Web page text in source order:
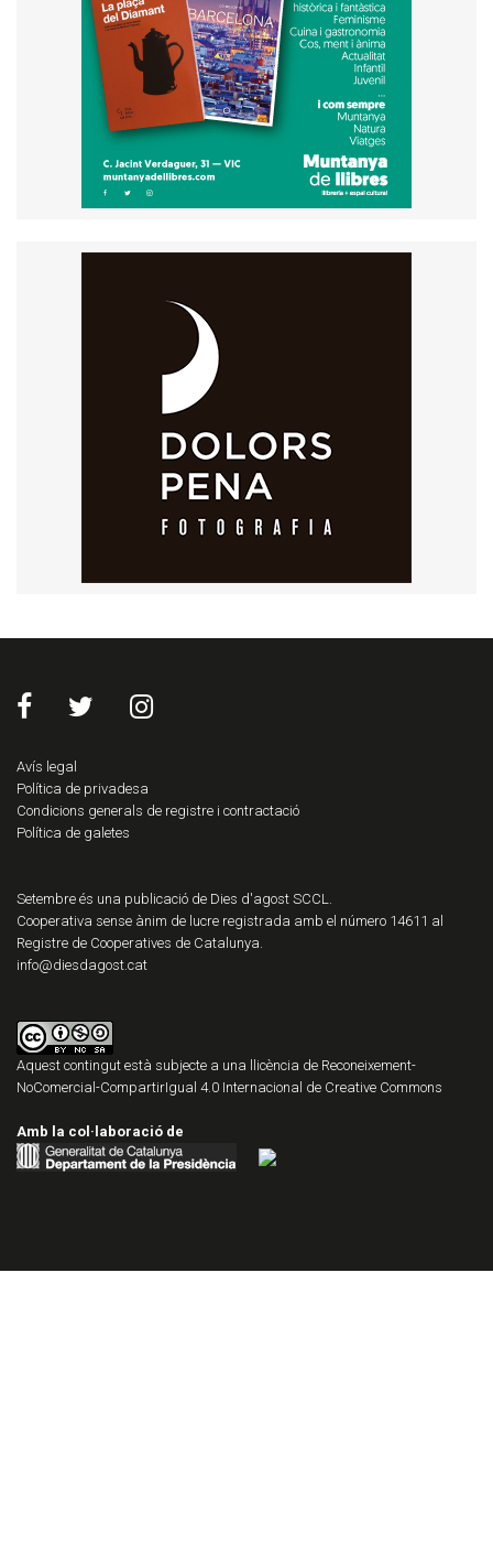
Avís legal
Política de privadesa
Condicions generals de registre i contractació
Política de galetes
Setembre és una publicació de Dies d'agost SCCL.
Cooperativa sense ànim de lucre registrada amb el número 14611 al
Registre de Cooperatives de Catalunya.
info@diesdagost.cat
Aquest contingut està subjecte a una llicència de Reconeixement-
NoComercial-CompartirIgual 4.0 Internacional de Creative Commons
Amb la col·laboració de